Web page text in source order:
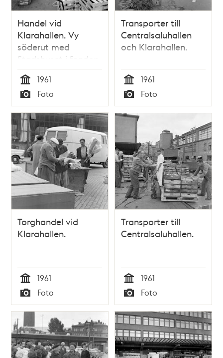
Handel vid
Klarahallen. Vy
söderut med
Stadshuset i fonden.
Tid
1961
Typ
Foto
Transporter till
Centralsaluhallen
och Klarahallen.
Tid
1961
Typ
Foto
Torghandel vid
Klarahallen.
Tid
1961
Typ
Foto
Transporter till
Centralsaluhallen.
Tid
1961
Typ
Foto